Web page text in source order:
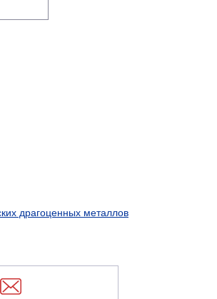
драгоценных металлов